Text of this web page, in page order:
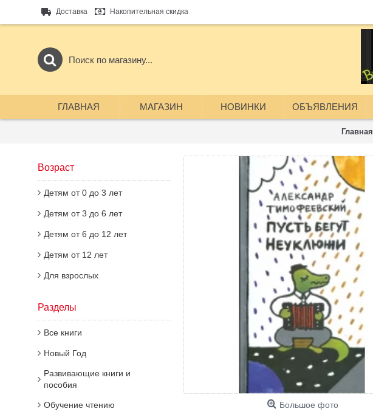
Доставка Накопительная скидка
ГЛАВНАЯ МАГАЗИН НОВИНКИ ОБЪЯВЛЕНИЯ
Главная
Возраст
Детям от 0 до 3 лет
Детям от 3 до 6 лет
Детям от 6 до 12 лет
Детям от 12 лет
Для взрослых
Разделы
Все книги
Новый Год
Развивающие книги и
пособия
Обучение чтению Большое фото